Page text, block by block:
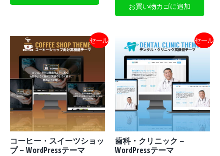
お買い物カゴに追加
セール
コーヒー・スイーツショッ
プ – WordPressテーマ
セール
歯科・クリニック –
WordPressテーマ